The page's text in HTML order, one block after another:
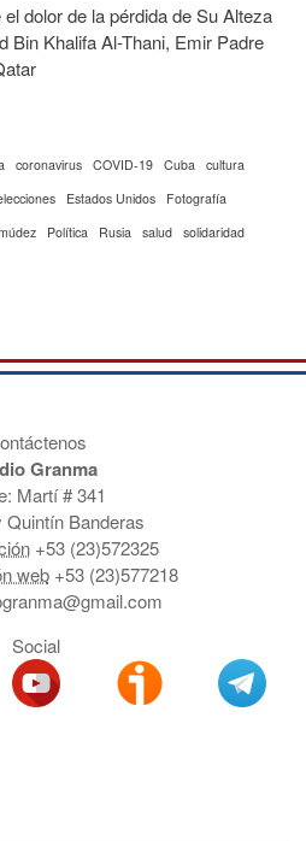
dolor de la pérdida de Su Alteza
Bin Khalifa Al-Thani, Emir Padre
coronavirus COVID-19 Cuba
cultura
Estados Unidos
Fotografía
Política Rusia salud solidaridad
Granma
Martí # 341
Quintín Banderas
+53 (23)572325
web+53 (23)577218
Social